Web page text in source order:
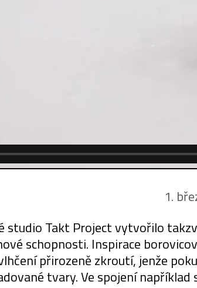
1.
studio Takt Project vytvořilo
schopnosti. Inspirace
přirozeně zkroutí, jenže
tvary. Ve spojení